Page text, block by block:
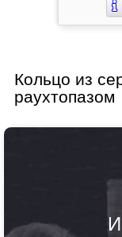
Кольцо из
раухтопазом